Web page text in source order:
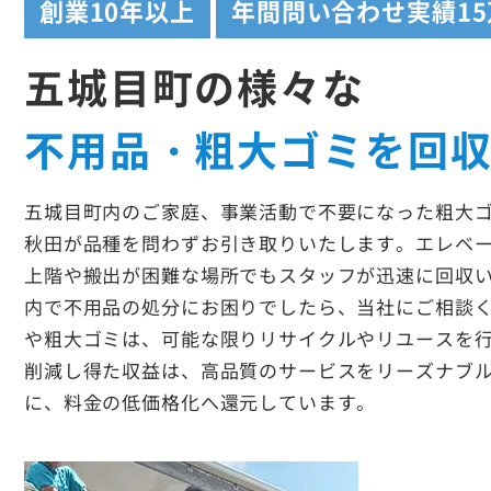
創業10年以上 年間問い合わせ実績
五城目町の様々な
不用品・粗大ゴミを回
五城目町内のご家庭、事業活動で不要になった粗大
秋田が品種を問わずお引き取りいたします。エレベ
上階や搬出が困難な場所でもスタッフが迅速に回収
内で不用品の処分にお困りでしたら、当社にご相談
や粗大ゴミは、可能な限りリサイクルやリユースを
削減し得た収益は、高品質のサービスをリーズナブ
に、料金の低価格化へ還元しています。